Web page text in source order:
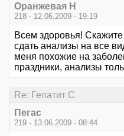
Оранжевая Н
218 - 12.06.2009 - 19:19
Всем здоровья!
сдать анализы на все
меня похожие на
праздники, анализы
Re: Гепатит С
Пегас
219 - 13.06.2009 - 08:44